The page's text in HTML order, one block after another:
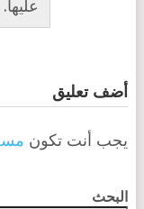
عليها.
أضف تعليق
يجب أنت تكون
البحث